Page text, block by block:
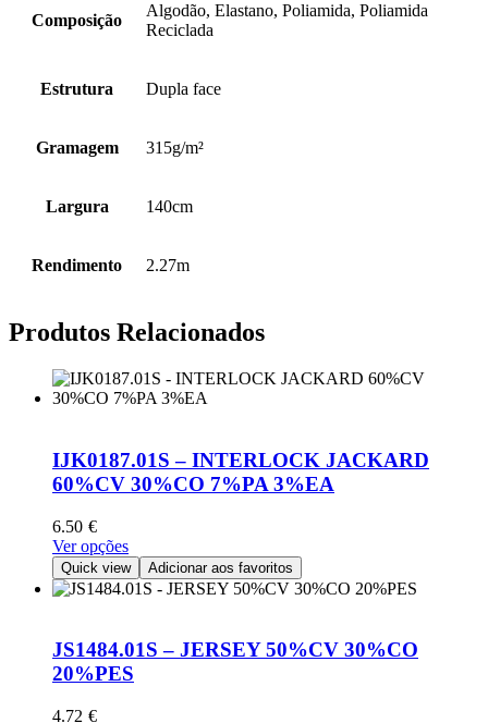
Composição
Algodão, Elastano, Poliamida, Poliamida
Reciclada
Estrutura Dupla face
Gramagem 315g/m²
Largura 140cm
Rendimento 2.27m
Produtos Relacionados
IJK0187.01S – INTERLOCK JACKARD
60%CV 30%CO 7%PA 3%EA
6.50 €
Ver opçõesThis
product
has
The
options
may
Quick view Adicionar aos favoritos
JS1484.01S – JERSEY 50%CV 30%CO
20%PES
4.72 €